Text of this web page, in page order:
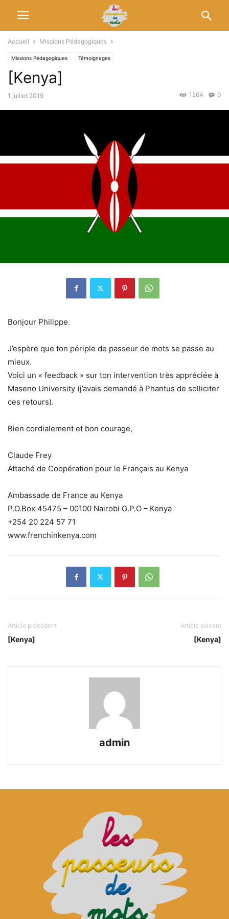
Accueil Missions Pédagogiques
Missions Pédagogiques Témoignages
[Kenya]
1 juillet 2019 0
1264
Bonjour Philippe.
J’espère que ton périple de passeur de mots se passe au
mieux.
Voici un « feedback » sur ton intervention très appréciée à
Maseno University (j’avais demandé à Phantus de solliciter
ces retours).
Bien cordialement et bon courage,
Claude Frey
Attaché de Coopération pour le Français au Kenya
Ambassade de France au Kenya
P.O.Box 45475 – 00100 Nairobi G.P.O – Kenya
+254 20 224 57 71
www.frenchinkenya.com
Article précédent
[Kenya]
Article suivant
[Kenya]
admin